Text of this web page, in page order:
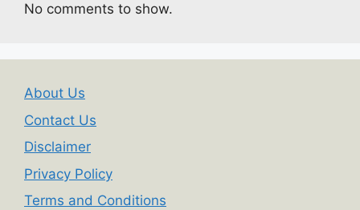
No comments to show.
About Us
Contact Us
Disclaimer
Privacy Policy
Terms and Conditions